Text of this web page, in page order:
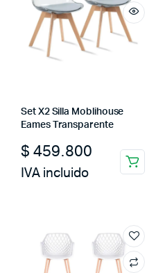
Set X2 Silla Moblihouse
Eames Transparente
$ 459.800
IVA incluido